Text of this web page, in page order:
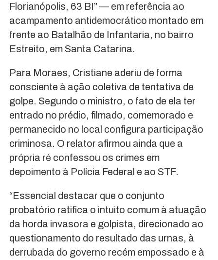
Florianópolis, 63 BI” — em referência ao
acampamento antidemocrático montado em
frente ao Batalhão de Infantaria, no bairro
Estreito, em Santa Catarina.
Para Moraes, Cristiane aderiu de forma
consciente à ação coletiva de tentativa de
golpe. Segundo o ministro, o fato de ela ter
entrado no prédio, filmado, comemorado e
permanecido no local configura participação
criminosa. O relator afirmou ainda que a
própria ré confessou os crimes em
depoimento à Polícia Federal e ao STF.
“Essencial destacar que o conjunto
probatório ratifica o intuito comum à atuação
da horda invasora e golpista, direcionado ao
questionamento do resultado das urnas, à
derrubada do governo recém empossado e à